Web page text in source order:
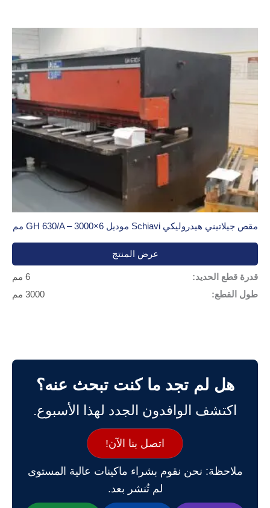
مقص جيلاتيني هيدروليكي Schiavi موديل GH 630/A – 3000×6 مم
عرض المنتج
قدرة قطع الحديد:
6 مم
طول القطع:
3000 مم
هل لم تجد ما كنت تبحث عنه؟
اكتشف الوافدون الجدد لهذا الأسبوع.
اتصل بنا الآن!
ملاحظة: نحن نقوم بشراء ماكينات عالية المستوى
لم تُنشر بعد.